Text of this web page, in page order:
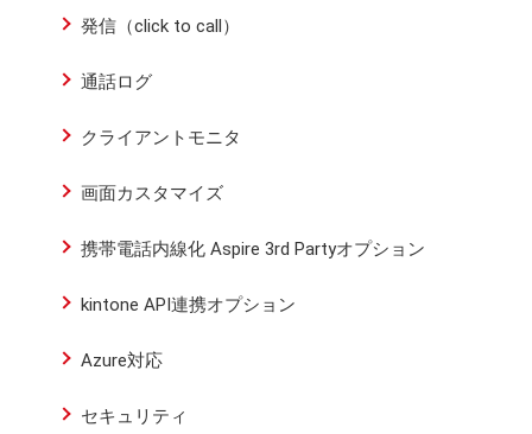
発信（click to call）
通話ログ
クライアントモニタ
画面カスタマイズ
携帯電話内線化 Aspire 3rd Partyオプション
kintone API連携オプション
Azure対応
セキュリティ